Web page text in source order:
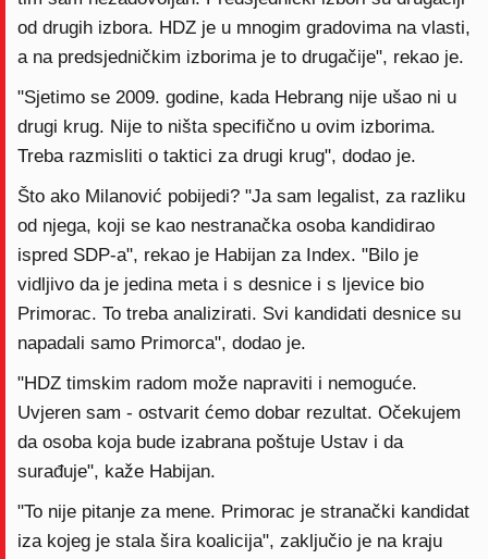
od drugih izbora. HDZ je u mnogim gradovima na vlasti,
a na predsjedničkim izborima je to drugačije", rekao je.
"Sjetimo se 2009. godine, kada Hebrang nije ušao ni u
drugi krug. Nije to ništa specifično u ovim izborima.
Treba razmisliti o taktici za drugi krug", dodao je.
Što ako Milanović pobijedi? "Ja sam legalist, za razliku
od njega, koji se kao nestranačka osoba kandidirao
ispred SDP-a", rekao je Habijan za Index. "Bilo je
vidljivo da je jedina meta i s desnice i s ljevice bio
Primorac. To treba analizirati. Svi kandidati desnice su
napadali samo Primorca", dodao je.
"HDZ timskim radom može napraviti i nemoguće.
Uvjeren sam - ostvarit ćemo dobar rezultat. Očekujem
da osoba koja bude izabrana poštuje Ustav i da
surađuje", kaže Habijan.
"To nije pitanje za mene. Primorac je stranački kandidat
iza kojeg je stala šira koalicija", zaključio je na kraju